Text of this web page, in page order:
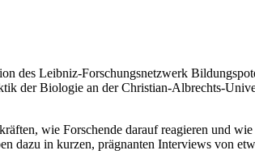
des Leibniz-Forschungsnetzwerk
der Biologie an der Christian-Albrechts-
wie Forschende darauf reagieren und
dazu in kurzen, prägnanten Interviews von